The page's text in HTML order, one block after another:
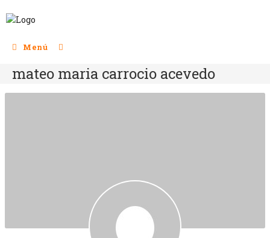
Menú
mateo maria carrocio acevedo